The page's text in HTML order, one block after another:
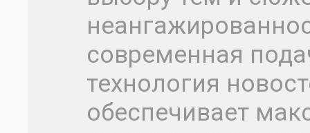
современная
технология
обеспечивает